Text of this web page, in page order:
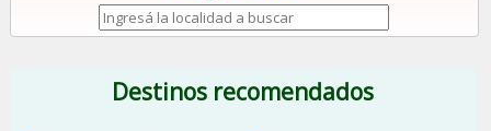
Destinos recomendados